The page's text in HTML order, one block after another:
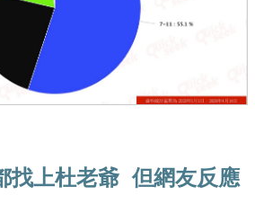
找上杜老爺 但網友反應